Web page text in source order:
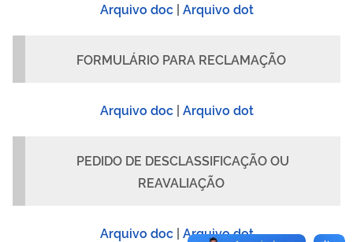
Arquivo doc | Arquivo dot
FORMULÁRIO PARA RECLAMAÇÃO
Arquivo doc| Arquivo dot
PEDIDO DE DESCLASSIFICAÇÃO OU
REAVALIAÇÃO
Arquivo doc| Arquivo dot